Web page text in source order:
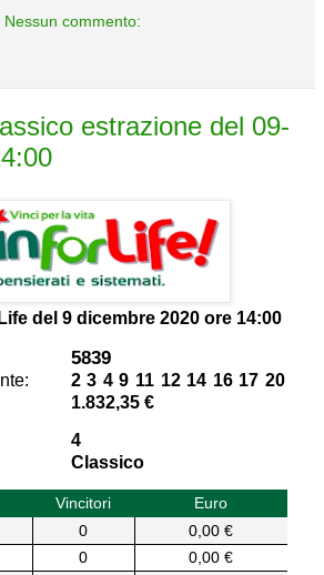
Nessun commento:
estrazione del 09-
del 9 dicembre 2020 ore 14:00
5839
2 3 4 9 11 12 14 16 17 20
1.832,35 €
4
Classico
Vincitori
Euro
0
0,00 €
0
0,00 €